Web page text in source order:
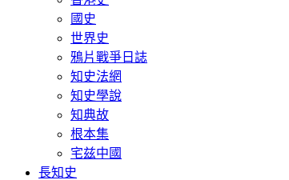
國史
世界史
鴉片戰爭日誌
知史法網
知史學說
知典故
根本集
宅兹中國
長知史